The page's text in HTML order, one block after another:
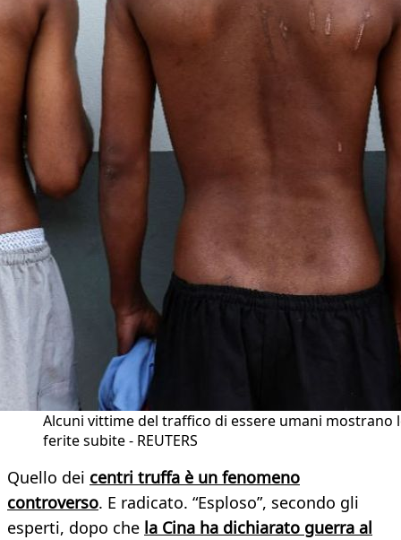
Alcuni vittime del traffico di essere umani mostrano
ferite subite - REUTERS
Quello dei centri truffa è un fenomeno
controverso. E radicato. “Esploso”, secondo gli
esperti, dopo che la Cina ha dichiarato guerra al